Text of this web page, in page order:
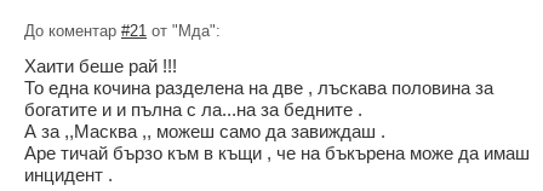
До коментар #21 от "Мда":
Хаити беше рай !!!
То една кочина разделена на две , лъскава половина за
богатите и и пълна с ла...на за бедните .
А за ,,Масква ,, можеш само да завиждаш .
Аре тичай бързо към в къщи , че на бъкърена може да имаш
инцидент .